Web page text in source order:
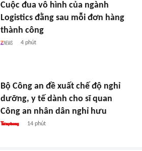
Cuộc đua vô hình của ngành
Logistics đằng sau mỗi đơn hàng
thành công
4 phút
Bộ Công an đề xuất chế độ nghỉ
dưỡng, y tế dành cho sĩ quan
Công an nhân dân nghỉ hưu
14 phút